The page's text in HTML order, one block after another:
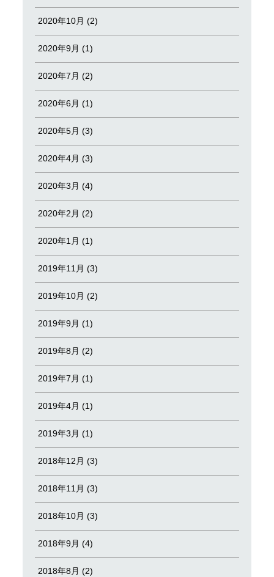
2020年10月 (2)
2020年9月 (1)
2020年7月 (2)
2020年6月 (1)
2020年5月 (3)
2020年4月 (3)
2020年3月 (4)
2020年2月 (2)
2020年1月 (1)
2019年11月 (3)
2019年10月 (2)
2019年9月 (1)
2019年8月 (2)
2019年7月 (1)
2019年4月 (1)
2019年3月 (1)
2018年12月 (3)
2018年11月 (3)
2018年10月 (3)
2018年9月 (4)
2018年8月 (2)